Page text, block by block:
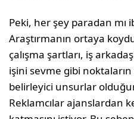
Peki, her şey paradan mı
Araştırmanın ortaya
çalışma şartları, iş
işini sevme gibi
belirleyici unsurlar
Reklamcılar ajanslardan